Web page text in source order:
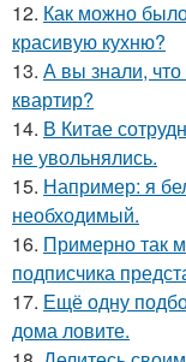
12. Как можно
красивую кухню?
13. А вы знали,
квартир?
14. В Китае
не увольнялись.
15. Например: я
необходимый.
16. Примерно так
подписчика
17. Ещё одну
дома ловите.